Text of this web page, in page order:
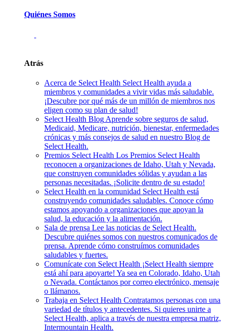
Quiénes Somos
Atrás
Acerca de Select Health Select Health ayuda a
miembros y comunidades a vivir vidas más saludable.
¡Descubre por qué más de un millón de miembros nos
eligen como su plan de salud!
Select Health Blog Aprende sobre seguros de salud,
Medicaid, Medicare, nutrición, bienestar, enfermedades
crónicas y más consejos de salud en nuestro Blog de
Select Health.
Premios Select Health Los Premios Select Health
reconocen a organizaciones de Idaho, Utah y Nevada,
que construyen comunidades sólidas y ayudan a las
personas necesitadas. ¡Solicite dentro de su estado!
Select Health en la comunidad Select Health está
construyendo comunidades saludables. Conoce cómo
estamos apoyando a organizaciones que apoyan la
salud, la educación y la alimentación.
Sala de prensa Lee las noticias de Select Health.
Descubre quiénes somos con nuestros comunicados de
prensa. Aprende cómo construímos comunidades
saludables y fuertes.
Comunícate con Select Health ¡Select Health siempre
está ahí para apoyarte! Ya sea en Colorado, Idaho, Utah
o Nevada. Contáctanos por correo electrónico, mensaje
o llámanos.
Trabaja en Select Health Contratamos personas con una
variedad de títulos y antecedentes. Si quieres unirte a
Select Health, aplica a través de nuestra empresa matriz,
Intermountain Health.